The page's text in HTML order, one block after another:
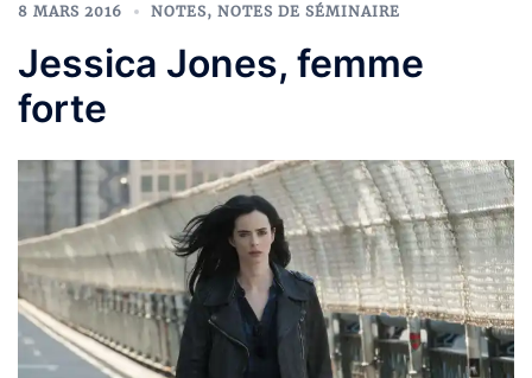
8 MARS 2016 NOTES, NOTES DE SÉMINAIRE
Jessica Jones, femme
forte